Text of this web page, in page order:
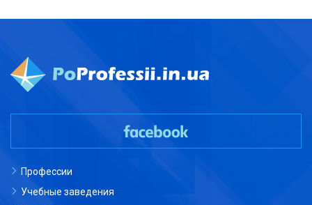
Профессии
Учебные заведения